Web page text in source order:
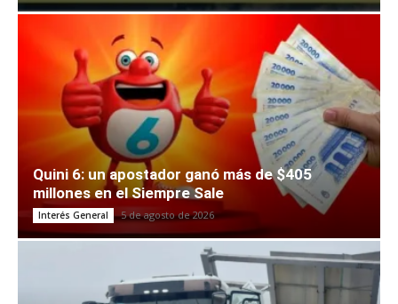
Quini 6: un apostador ganó más de $405
millones en el Siempre Sale
Interés General 5 de agosto de 2026